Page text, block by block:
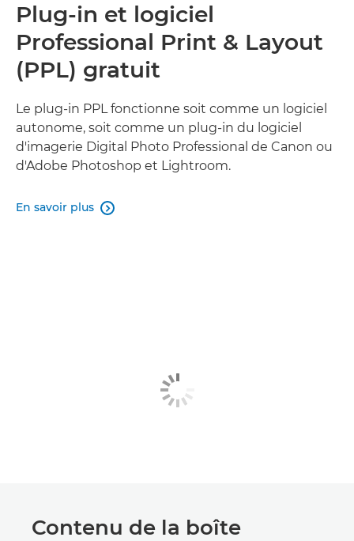
Plug-in et logiciel
Professional Print & Layout
(PPL) gratuit
Le plug-in PPL fonctionne soit comme un logiciel
autonome, soit comme un plug-in du logiciel
d'imagerie Digital Photo Professional de Canon ou
d'Adobe Photoshop et Lightroom.
En savoir plus 
Contenu de la boîte